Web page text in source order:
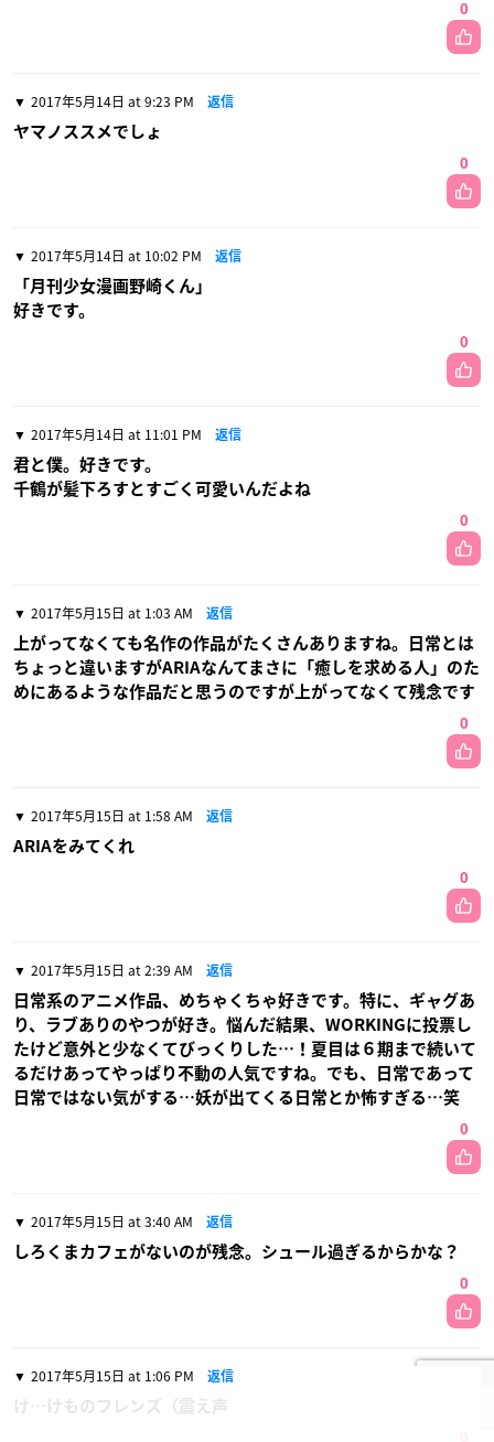
0
2017年5月14日 at 9:23 PM 返信
ヤマノススメでしょ
0
2017年5月14日 at 10:02 PM 返信
「月刊少女漫画野崎くん」
好きです。
0
2017年5月14日 at 11:01 PM 返信
君と僕。好きです。
千鶴が髪下ろすとすごく可愛いんだよね
0
2017年5月15日 at 1:03 AM 返信
上がってなくても名作の作品がたくさんありますね。日常とは
ちょっと違いますがARIAなんてまさに「癒しを求める人」のた
めにあるような作品だと思うのですが上がってなくて残念です
0
2017年5月15日 at 1:58 AM 返信
ARIAをみてくれ
0
2017年5月15日 at 2:39 AM 返信
日常系のアニメ作品、めちゃくちゃ好きです。特に、ギャグあ
り、ラブありのやつが好き。悩んだ結果、WORKINGに投票し
たけど意外と少なくてびっくりした…！夏目は６期まで続いて
るだけあってやっぱり不動の人気ですね。でも、日常であって
日常ではない気がする…妖が出てくる日常とか怖すぎる…笑
0
2017年5月15日 at 3:40 AM 返信
しろくまカフェがないのが残念。シュール過ぎるからかな？
0
2017年5月15日 at 1:06 PM 返信
け…けものフレンズ（震え声